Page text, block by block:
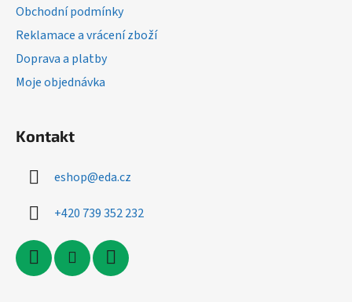
Obchodní podmínky
Reklamace a vrácení zboží
Doprava a platby
Moje objednávka
Kontakt
eshop@eda.cz
+420 739 352 232